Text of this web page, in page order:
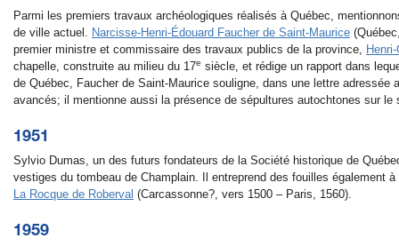
Parmi les premiers travaux archéologiques réalisés à Québec,
de ville actuel. Narcisse-Henri-Édouard Faucher de Saint-Maurice
premier ministre et commissaire des travaux publics de la province,
chapelle, construite au milieu du 17e siècle, et rédige un rapport dans
de Québec, Faucher de Saint-Maurice souligne, dans une lettre
avancés; il mentionne aussi la présence de sépultures autochtones sur
1951
Sylvio Dumas, un des futurs fondateurs de la Société historique de
vestiges du tombeau de Champlain. Il entreprend des fouilles également
La Rocque de Roberval (Carcassonne?, vers 1500 – Paris, 1560).
1959